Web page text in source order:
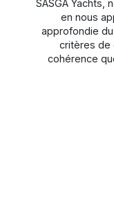
SASGA Yachts,
en nous
approfondie
critères de
cohérence